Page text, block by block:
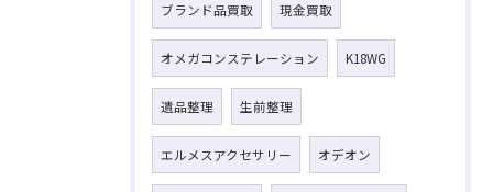
ブランド品買取 現金買取
オメガコンステレーション K18WG
遺品整理 生前整理
エルメスアクセサリー オデオン